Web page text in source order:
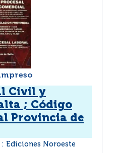
Civil y
; Código
Provincia de
: Ediciones Noroeste